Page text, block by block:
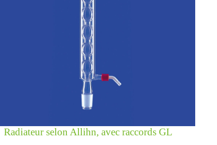
Radiateur selon Allihn, avec raccords GL